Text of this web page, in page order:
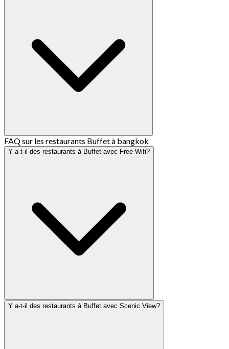
FAQ sur les restaurants Buffet à bangkok
Y a-t-il des restaurants à Buffet avec Free Wifi?
Y a-t-il des restaurants à Buffet avec Scenic View?